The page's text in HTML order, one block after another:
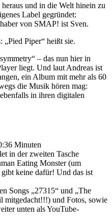
und in die Welt hinein zu
Label gegründet:
von SMAP! ist Sven.
„Pied Piper“ heißt sie.
– das nun hier in
liegt. Und laut Andreas ist
ein Album mit mehr als 60
die Musik hören mag:
in ihren digitalen
Minuten
in der zweiten Tasche
Eating Monster (um
keine dafür! Und das ist
Songs „27315“ und „The
mitgedacht!!!) und Fotos, sowie
unten als YouTube-